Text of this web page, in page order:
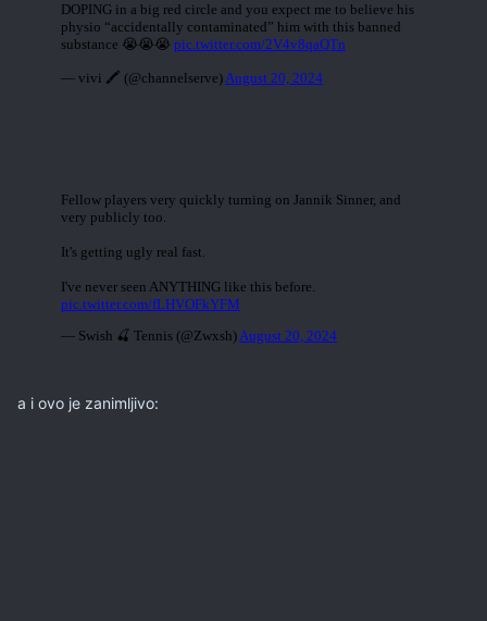
a i ovo je zanimljivo: